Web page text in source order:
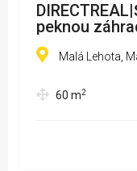
peknou
Malá Lehota,
60 m2